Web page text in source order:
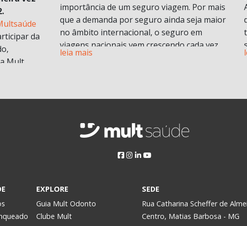
da
Mult
ABF
da
Assim,
importância de um seguro viagem. Por mais
que a demanda por seguro ainda seja maior
no âmbito internacional, o seguro em
viagens nacionais vem crescendo cada vez
mais por procura de informações.
O que é seguro viagem?
Esse modelo de seguro normalmente cobre
Isso engloba despesas médicas e
contratempos com a própria viagem.
Pode ser contratado para viagens nacionais
leia mais
EXPLORE
Guia Mult Odonto
Clube Mult
SEDE
Rua Catharina Scheffer de
Centro, Matias Barbosa - MG